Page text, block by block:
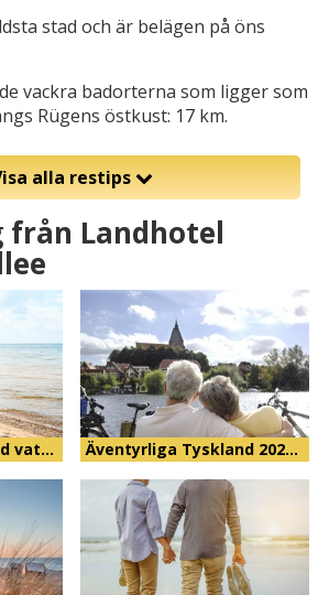
stad och är belägen på öns
vackra badorterna som ligger som
Rügens östkust: 17 km.
alla restips
från Landhotel
vat… Äventyrliga Tyskland 202…